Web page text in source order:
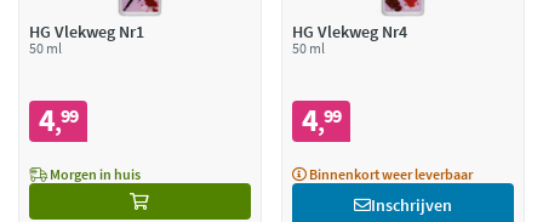
HG Vlekweg Nr1
50 ml
4,99
Morgen in huis
HG Vlekweg Nr4
50 ml
4,99
Binnenkort weer leverbaar
Inschrijven